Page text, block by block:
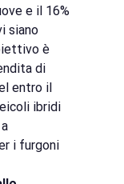
e il 16%
siano
è
di
entro il
ibridi
i furgoni